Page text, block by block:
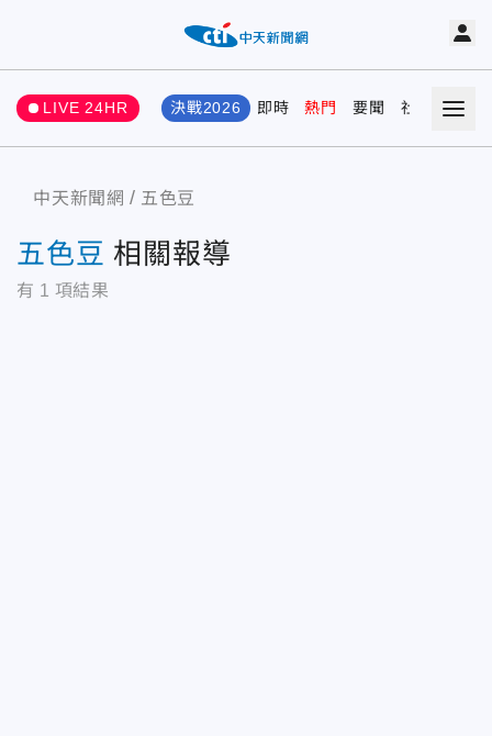
LIVE 24HR 決戰2026 即時 熱門 要聞 社會 娛樂
中天新聞網 五色豆
五色豆 相關報導
有 1 項結果